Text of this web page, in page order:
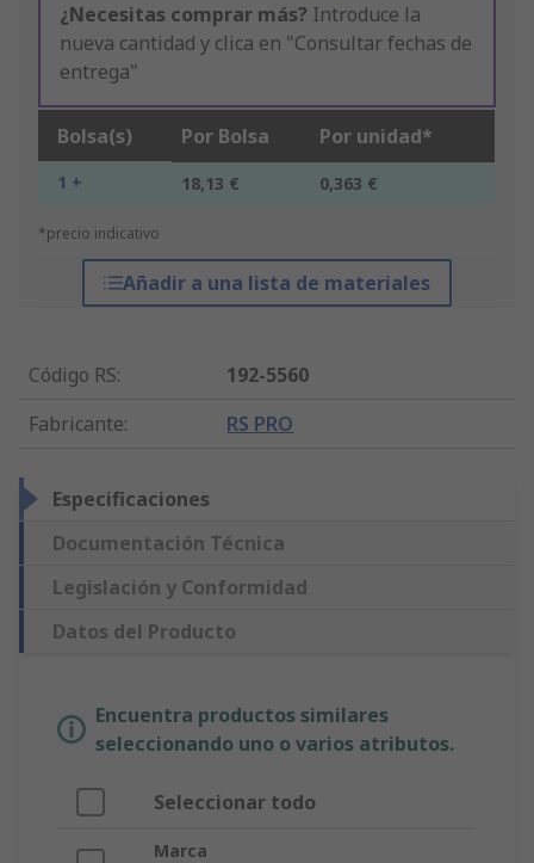
¿Necesitas comprar más? Introduce la
nueva cantidad y clica en "Consultar fechas de
entrega"
Bolsa(s) Por Bolsa Por unidad*
1 + 18,13 € 0,363 €
*precio indicativo
Añadir a una lista de materiales
Código RS:
192-5560
Fabricante: RS PRO
Especificaciones
Documentación Técnica
Legislación y Conformidad
Datos del Producto
Encuentra productos similares
seleccionando uno o varios atributos.
Seleccionar todo
Marca